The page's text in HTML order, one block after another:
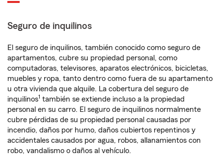
Seguro de inquilinos
El seguro de inquilinos, también conocido como seguro de
apartamentos, cubre su propiedad personal, como
computadoras, televisores, aparatos electrónicos, bicicletas,
muebles y ropa, tanto dentro como fuera de su apartamento
u otra vivienda que alquile. La cobertura del seguro de
inquilinos1 también se extiende incluso a la propiedad
personal en su carro. El seguro de inquilinos normalmente
cubre pérdidas de su propiedad personal causadas por
incendio, daños por humo, daños cubiertos repentinos y
accidentales causados por agua, robos, allanamientos con
robo, vandalismo o daños al vehículo.